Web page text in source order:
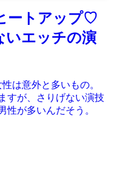
ートアップ♡
いエッチの演
は意外と多いもの。
すが、さりげない演技
性が多いんだそう。